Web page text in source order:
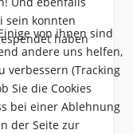
sein konnten
haben
von ihnen sind
andere uns helfen,
verbessern (Tracking
Sie die Cookies
bei einer Ablehnung
der Seite zur